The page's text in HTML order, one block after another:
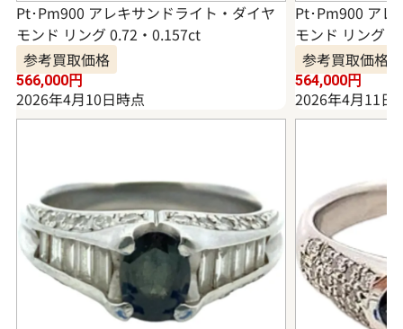
Pt･Pm900 アレキサンドライト・ダイヤ
モンド リング 0.72・0.157ct
参考買取価格
566,000円
2026年4月10日時点
Pt･Pm900 アレ
モンド リング
参考買取価格
564,000円
2026年4月11日